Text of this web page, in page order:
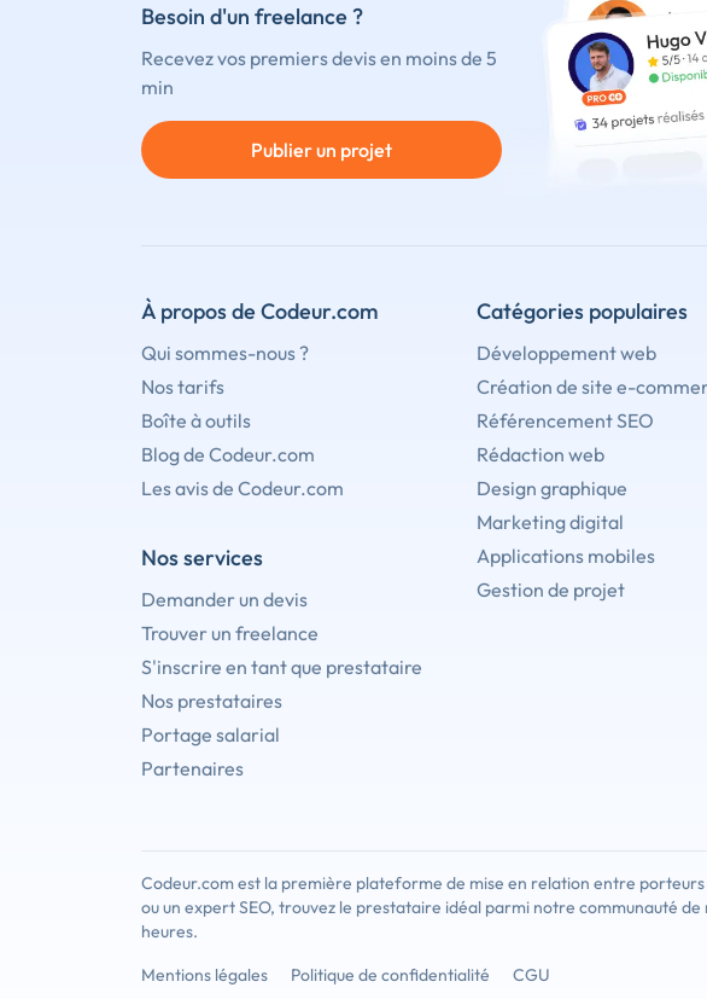
Besoin d'un freelance ?
Recevez vos premiers devis en moins de 5
min
Publier un projet
À propos de Codeur.com
Qui sommes-nous ?
Nos tarifs
Boîte à outils
Blog de Codeur.com
Les avis de Codeur.com
Nos services
Demander un devis
Trouver un freelance
S'inscrire en tant que prestataire
Nos prestataires
Portage salarial
Partenaires
Catégories populaires
Développement web
Création de site e-
Référencement SEO
Rédaction web
Design graphique
Marketing digital
Applications mobiles
Gestion de projet
Codeur.com est la première plateforme de mise en relation entre
ou un expert SEO, trouvez le prestataire idéal parmi notre communauté
heures.
Mentions légales
Politique de confidentialité CGU